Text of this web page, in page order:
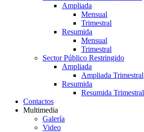
Ampliada
Mensual
Trimestral
Resumida
Mensual
Trimestral
Sector Público Restringido
Ampliada
Ampliada Trimestral
Resumida
Resumida Trimestral
Contactos
Multimedia
Galería
Video